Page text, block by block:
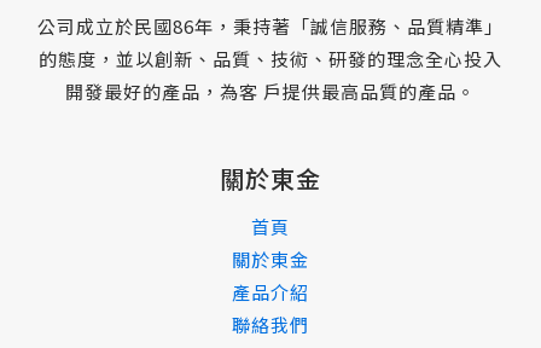
公司成立於民國86年，秉持著「誠信服務、品質精準」
的態度，並以創新、品質、技術、研發的理念全心投入
開發最好的產品，為客 戶提供最高品質的產品。
關於東金
首頁
關於東金
產品介紹
聯絡我們